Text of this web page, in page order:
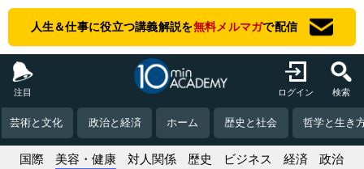
人生＆仕事に役立つ講義解説を無料メルマガで配信
注目 ログイン 検索
芸術と文化 政治と経済 ホーム 歴史と社会 哲学と生き
国際 美容・健康 対人関係 歴史 ビジネス 経済 政治